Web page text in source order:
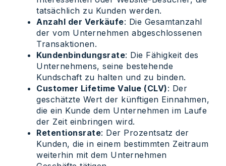
tatsächlich zu Kunden werden.
Anzahl der Verkäufe: Die Gesamtanzahl
der vom Unternehmen abgeschlossenen
Transaktionen.
Kundenbindungsrate: Die Fähigkeit des
Unternehmens, seine bestehende
Kundschaft zu halten und zu binden.
Customer Lifetime Value (CLV): Der
geschätzte Wert der künftigen Einnahmen,
die ein Kunde dem Unternehmen im Laufe
der Zeit einbringen wird.
Retentionsrate: Der Prozentsatz der
Kunden, die in einem bestimmten Zeitraum
weiterhin mit dem Unternehmen